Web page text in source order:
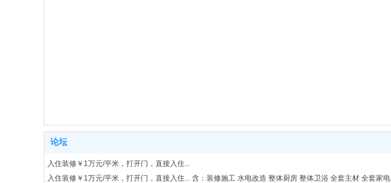
论坛
入住装修￥1万元/平米，打开门，直接入住...
入住装修￥1万元/平米，打开门，直接入住... 含：装修施工 水电改造 整体厨房 整体卫浴 全套主材 全套家电